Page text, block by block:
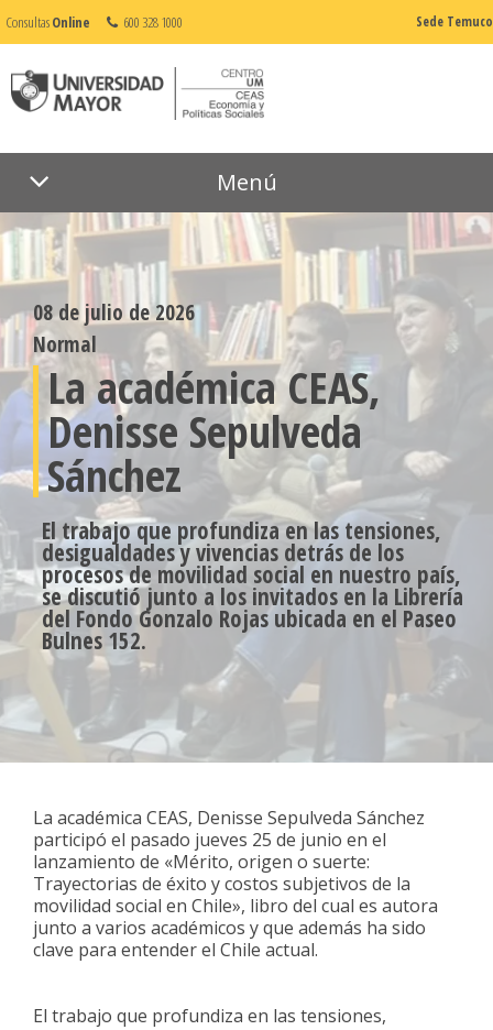
ConsultasOnline 600 328 1000 Sede Temuco
Menú
08 de julio de 2026
Normal
La académica CEAS,
Denisse Sepulveda
Sánchez
El trabajo que profundiza en las tensiones,
desigualdades y vivencias detrás de los
procesos de movilidad social en nuestro país,
se discutió junto a los invitados en la Librería
del Fondo Gonzalo Rojas ubicada en el Paseo
Bulnes 152.
La académica CEAS, Denisse Sepulveda Sánchez
participó el pasado jueves 25 de junio en el
lanzamiento de «Mérito, origen o suerte:
Trayectorias de éxito y costos subjetivos de la
movilidad social en Chile», libro del cual es autora
junto a varios académicos y que además ha sido
clave para entender el Chile actual.
El trabajo que profundiza en las tensiones,